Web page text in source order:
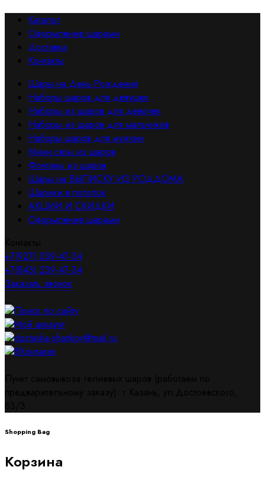
Каталог
Оформление шарами
Доставка
Контакты
Шары на День Рождения
Наборы шаров для девушек
Наборы из шаров для девочек
Наборы из шаров для мальчиков
Наборы шаров для мужчин
Мини сеты из шаров
Фонтаны из шаров
Шары на ВЫПИСКУ ИЗ РОДДОМА
Шарики в потолок
АКЦИИ И СКИДКИ
Оформление шарами
+7(927) 039-47-34
+7(843) 239-47-34
Заказать звонок
Поиск по сайту
Мой аккаунт
dostavka-sharikov@mail.ru
ВКонтакте
Shopping Bag
Корзина